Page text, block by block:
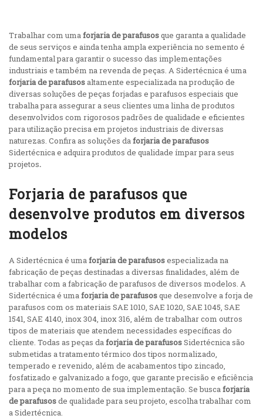
Trabalhar com umaforjaria de parafusosque garanta a qualidade
de seus serviços e ainda tenha ampla experiência no semento é
fundamental para garantir o sucesso das implementações
industriais e também na revenda de peças. A Sidertécnica é uma
forjaria de parafusos altamente especializada na produção de
diversas soluções de peças forjadas e parafusos especiais que
trabalha para assegurar a seus clientes uma linha de produtos
desenvolvidos com rigorosos padrões de qualidade e eficientes
para utilização precisa em projetos industriais de diversas
naturezas. Confira as soluções daforjaria de parafusos
Sidertécnica e adquira produtos de qualidade ímpar para seus
projetos.
Forjaria de parafusos que
desenvolve produtos em diversos
modelos
A Sidertécnica é umaforjaria de parafusosespecializada na
fabricação de peças destinadas a diversas finalidades, além de
trabalhar com a fabricação de parafusos de diversos modelos. A
Sidertécnica é umaforjaria de parafusosque desenvolve a forja de
parafusos com os materiais SAE 1010, SAE 1020, SAE 1045, SAE
1541, SAE 4140, inox 304, inox 316, além de trabalhar com outros
tipos de materiais que atendem necessidades específicas do
cliente. Todas as peças daforjaria de parafusosSidertécnica são
submetidas a tratamento térmico dos tipos normalizado,
temperado e revenido, além de acabamentos tipo zincado,
fosfatizado e galvanizado a fogo, que garante precisão e eficiência
para a peça no momento de sua implementação. Se buscaforjaria
de parafusosde qualidade para seu projeto, escolha trabalhar com
a Sidertécnica.